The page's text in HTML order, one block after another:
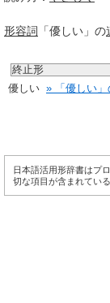
形容詞 「優しい」の
終止形
優しい » 「優しい
日本語活用形辞書はプ
切な項目が含まれてい